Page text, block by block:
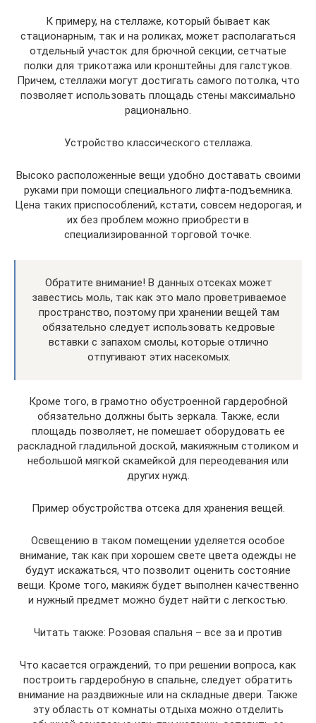
К примеру, на стеллаже, который бывает как
стационарным, так и на роликах, может располагаться
отдельный участок для брючной секции, сетчатые
полки для трикотажа или кронштейны для галстуков.
Причем, стеллажи могут достигать самого потолка, что
позволяет использовать площадь стены максимально
рационально.
Устройство классического стеллажа.
Высоко расположенные вещи удобно доставать своими
руками при помощи специального лифта-подъемника.
Цена таких приспособлений, кстати, совсем недорогая, и
их без проблем можно приобрести в
специализированной торговой точке.
Обратите внимание! В данных отсеках может
завестись моль, так как это мало проветриваемое
пространство, поэтому при хранении вещей там
обязательно следует использовать кедровые
вставки с запахом смолы, которые отлично
отпугивают этих насекомых.
Кроме того, в грамотно обустроенной гардеробной
обязательно должны быть зеркала. Также, если
площадь позволяет, не помешает оборудовать ее
раскладной гладильной доской, макияжным столиком и
небольшой мягкой скамейкой для переодевания или
других нужд.
Пример обустройства отсека для хранения вещей.
Освещению в таком помещении уделяется особое
внимание, так как при хорошем свете цвета одежды не
будут искажаться, что позволит оценить состояние
вещи. Кроме того, макияж будет выполнен качественно
и нужный предмет можно будет найти с легкостью.
Читать также: Розовая спальня – все за и против
Что касается ограждений, то при решении вопроса, как
построить гардеробную в спальне, следует обратить
внимание на раздвижные или на складные двери. Также
эту область от комнаты отдыха можно отделить